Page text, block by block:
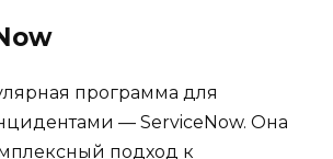
программа для
— ServiceNow. Она
подход к